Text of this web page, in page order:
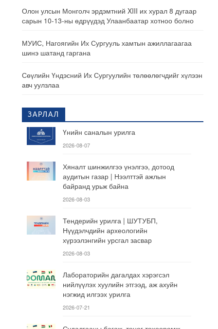
Олон улсын Монголч эрдэмтний XIII их хурал 8 дугаар
сарын 10-13-ны өдрүүдэд Улаанбаатар хотноо болно
МУИС, Нагоягийн Их Сургууль хамтын ажиллагаагаа
шинэ шатанд гаргана
Сөүлийн Үндэсний Их Сургуулийн төлөөлөгчдийг хүлээн
авч уулзлаа
ЗАРЛАЛ
Үнийн саналын урилга
2026-08-07
Хяналт шинжилгээ үнэлгээ, дотоод
аудитын газар | Нээлттэй ажлын
байранд урьж байна
2026-08-03
Тендерийн урилга | ШУТУБП,
Нүүдэлчдийн археологийн
хүрээлэнгийн урсгал засвар
2026-08-03
Лабораторийн дагалдах хэрэгсэл
нийлүүлэх хуулийн этгээд, аж ахуйн
нэгжид илгээх урилга
2026-07-21